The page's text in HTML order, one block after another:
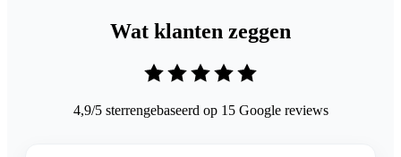
Wat klanten zeggen
4,9/5 sterrengebaseerd op 15 Google reviews